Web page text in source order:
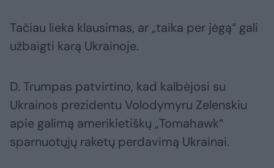
Tačiau lieka klausimas, ar „taika per jėgą“ gali
užbaigti karą Ukrainoje.
D. Trumpas patvirtino, kad kalbėjosi su
Ukrainos prezidentu Volodymyru Zelenskiu
apie galimą amerikietiškų „Tomahawk“
sparnuotųjų raketų perdavimą Ukrainai.